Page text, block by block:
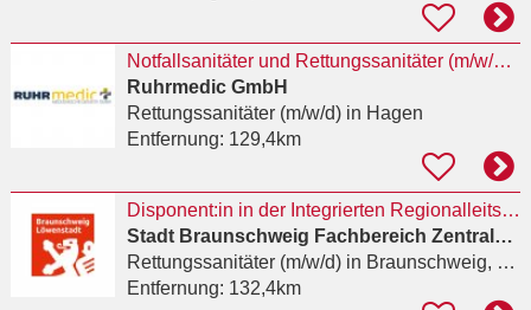
Notfallsanitäter und Rettungssanitäter (m/w/d) in der öffentlichen Notfallrettung in Hagen
Ruhrmedic GmbH
Rettungssanitäter (m/w/d)in Hagen
Entfernung: 129,4km
Disponent:in in der Integrierten Regionalleitstelle Braunschweig / Peine
Stadt Braunschweig Fachbereich Zentrale Dienste
Rettungssanitäter (m/w/d)in Braunschweig, Zentrum
Entfernung: 132,4km